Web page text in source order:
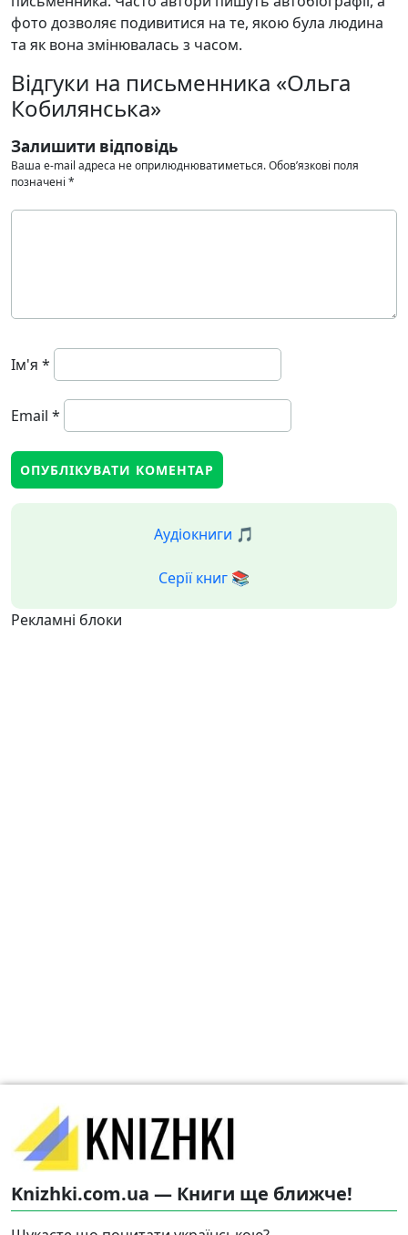
фото дозволяє подивитися на те, якою була людина
та як вона змінювалась з часом.
Відгуки на письменника «Ольга
Кобилянська»
Залишити відповідь
Ваша e-mail адреса не оприлюднюватиметься.Обов’язкові поля
позначені *
Ім'я *
Email *
Аудіокниги 🎵
Серії книг 📚
Рекламні блоки
Knizhki.com.ua — Книги ще ближче!